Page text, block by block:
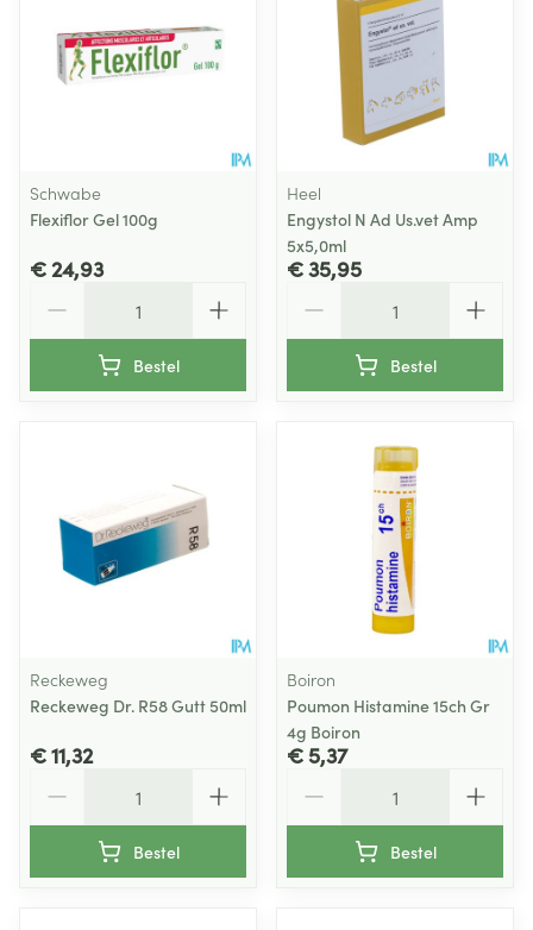
Schwabe
Flexiflor Gel 100g
€ 24,93
Bestel
Heel
Engystol N Ad Us.vet Amp
5x5,0ml
€ 35,95
Bestel
Reckeweg
Reckeweg Dr. R58 Gutt 50ml
€ 11,32
Bestel
Boiron
Poumon Histamine 15ch Gr
4g Boiron
€ 5,37
Bestel